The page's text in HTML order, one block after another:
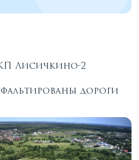
Лисичкино-2
дороги